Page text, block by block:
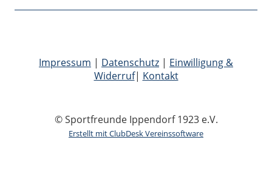
Impressum | Datenschutz | Einwilligung &
Widerruf| Kontakt
© Sportfreunde Ippendorf 1923 e.V.
Erstellt mit ClubDesk Vereinssoftware